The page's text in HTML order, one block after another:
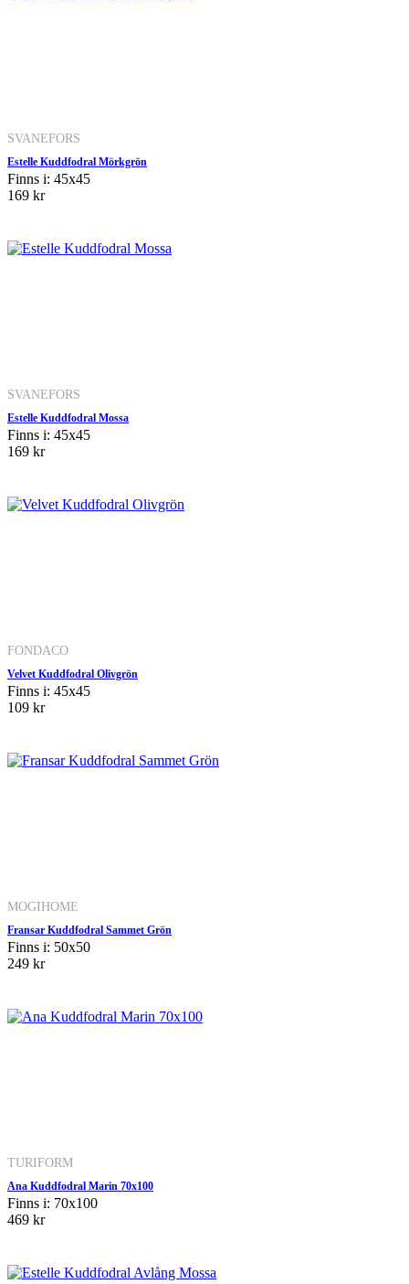
SVANEFORS
Estelle Kuddfodral Mörkgrön
Finns i: 45x45
169 kr
SVANEFORS
Estelle Kuddfodral Mossa
Finns i: 45x45
169 kr
FONDACO
Velvet Kuddfodral Olivgrön
Finns i: 45x45
109 kr
MOGIHOME
Fransar Kuddfodral Sammet Grön
Finns i: 50x50
249 kr
TURIFORM
Ana Kuddfodral Marin 70x100
Finns i: 70x100
469 kr